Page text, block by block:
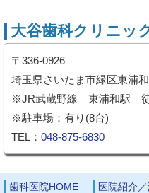
大谷歯科クリニッ
〒336-0926
埼玉県さいたま市緑区東浦
※JR武蔵野線 東浦和駅
※駐車場：有り(8台)
TEL： 048-875-6830
歯科医院HOME
医院紹介